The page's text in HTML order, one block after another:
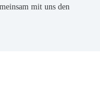
mit uns den